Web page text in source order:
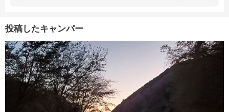
投稿したキャンパー